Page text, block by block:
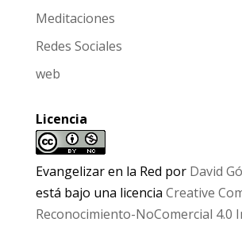
Meditaciones
Redes Sociales
web
Licencia
Evangelizar en la Red por David
está bajo una licencia Creative
Reconocimiento-NoComercial 4.0